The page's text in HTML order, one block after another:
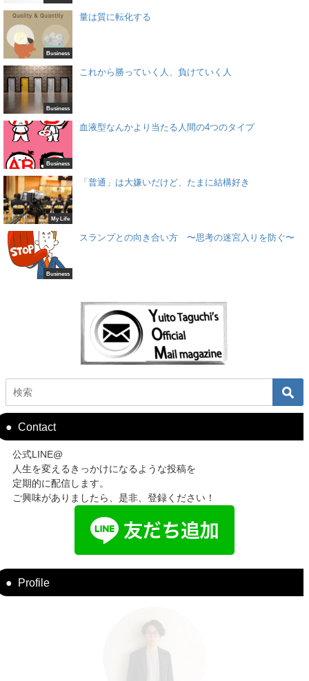
Business
量は質に転化する
Business
これから勝っていく人、負けていく人
Business
血液型なんかより当たる人間の4つのタイプ
My Life
「普通」は大嫌いだけど、たまに結構好き
Business
スランプとの向き合い方 〜思考の迷宮入りを防ぐ〜
Contact
公式LINE@
人生を変えるきっかけになるような投稿を
定期的に配信します。
ご興味がありましたら、是非、登録ください！
Profile